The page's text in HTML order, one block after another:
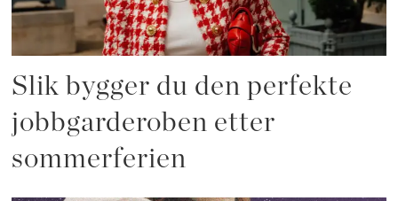
Slik bygger du den perfekte
jobbgarderoben etter
sommerferien